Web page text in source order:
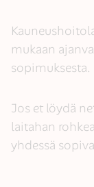
mukaan
sopimuksesta.
Jos et löydä
laitahan
yhdessä